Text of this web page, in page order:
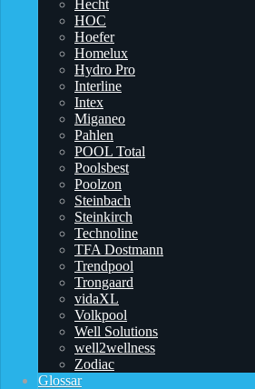
Hecht
HOC
Hoefer
Homelux
Hydro Pro
Interline
Intex
Miganeo
Pahlen
POOL Total
Poolsbest
Poolzon
Steinbach
Steinkirch
Technoline
TFA Dostmann
‎Trendpool
Trongaard
vidaXL
Volkpool
Well Solutions
well2wellness
Zodiac
Glossar